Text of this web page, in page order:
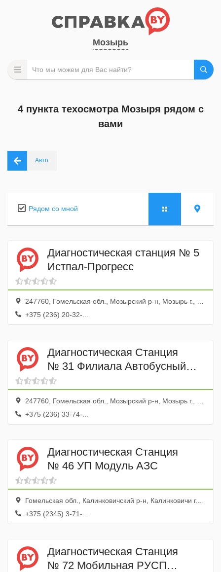
Мозырь
4 пункта техосмотра Мозыря рядом с
вами
Авто
Рядом со мной
Диагностическая станция № 5
Истпал-Прогресс
247760, Гомельская обл., Мозырский р-н, Мозырь г., 1-й Малинина пер., 6
+375 (236) 20-32-...
Диагностическая Станция
№ 31 Филиала Автобусный
Парк № 2
247760, Гомельская обл., Мозырский р-н, Мозырь г., ул. Шоссейная, 19
+375 (236) 33-74-...
Диагностическая Станция
№ 46 УП Модуль АЗС
Гомельская обл., Калинковичский р-н, Калинковичи г., ул. Волгоградская, 113
+375 (2345) 3-71-...
Диагностическая Станция
№ 72 Мобильная РУСП